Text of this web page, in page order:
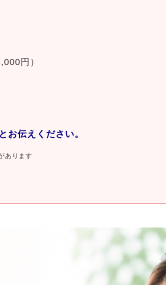
円）
お伝えください。
あります